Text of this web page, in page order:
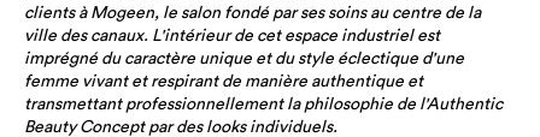
clients à Mogeen, le salon fondé par ses soins au centre de la
ville des canaux. L'intérieur de cet espace industriel est
imprégné du caractère unique et du style éclectique d'une
femme vivant et respirant de manière authentique et
transmettant professionnellement la philosophie de l'Authentic
Beauty Concept par des looks individuels.